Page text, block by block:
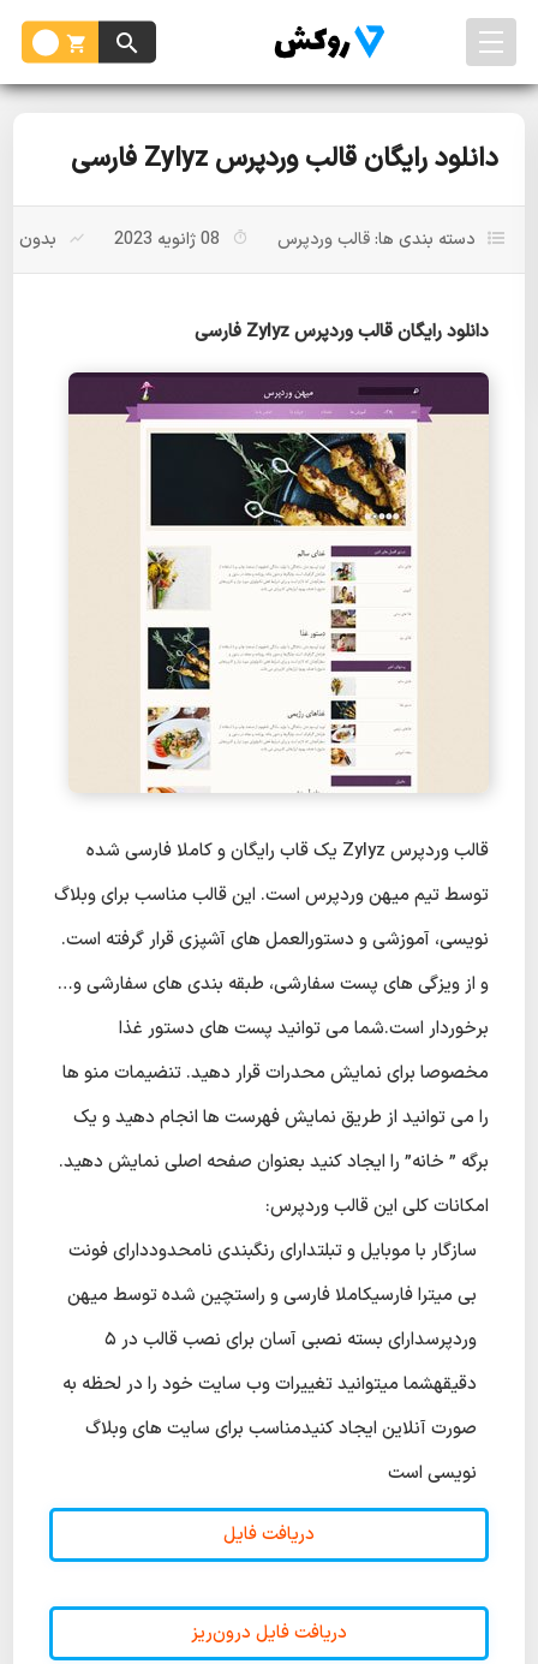
دانلود رایگان قالب وردپرس Zylyz فارسی
دسته بندی ها:قالب وردپرس 08 ژانویه 2023 بدون
دانلود رایگان قالب وردپرس Zylyz فارسی
قالب وردپرس Zylyz یک قاب رایگان و کاملا فارسی شده
توسط تیم میهن وردپرس است. این قالب مناسب برای وبلاگ
نویسی، آموزشی و دستورالعمل های آشپزی قرار گرفته است.
و از ویزگی های پست سفارشی، طبقه بندی های سفارشی و…
برخوردار است.شما می توانید پست های دستور غذا
مخصوصا برای نمایش محدرات قرار دهید. تنضیمات منو ها
را می توانید از طریق نمایش فهرست ها انجام دهید و یک
برگه ” خانه” را ایجاد کنید بعنوان صفحه اصلی نمایش دهید.
امکانات کلی این قالب وردپرس:
سازگار با موبایل و تبلتدارای رنگبندی نامحدوددارای فونت
بی میترا فارسیکاملا فارسی و راستچین شده توسط میهن
وردپرسدارای بسته نصبی آسان برای نصب قالب در ۵
دقیقهشما میتوانید تغییرات وب سایت خود را در لحظه به
صورت آنلاین ایجاد کنیدمناسب برای سایت های وبلاگ
نویسی است
دریافت فایل
دریافت فایل درون‌ریز